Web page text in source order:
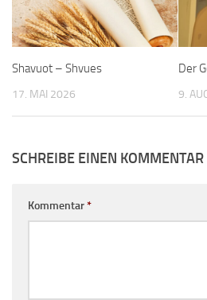
Shavuot – Shvues
17. MAI 2026
Der
9.
SCHREIBE EINEN KOMMENTAR
Kommentar*